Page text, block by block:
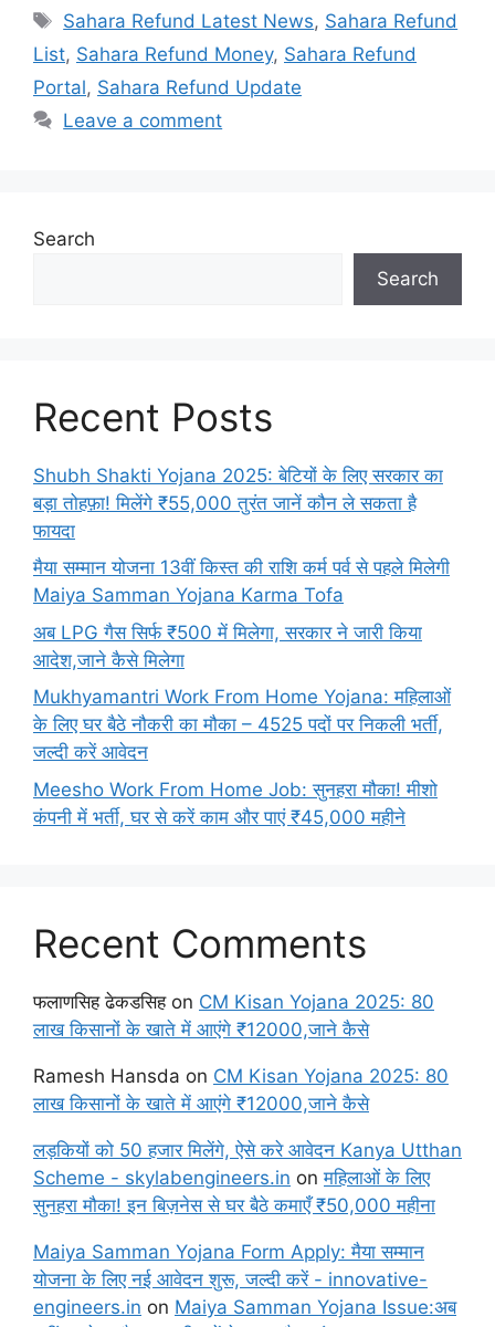
Tags
Sahara Refund Latest News, Sahara Refund
List, Sahara Refund Money, Sahara Refund
Portal, Sahara Refund Update
Leave a comment
Search
Search
Recent Posts
Shubh Shakti Yojana 2025: बेटियों के लिए सरकार का
बड़ा तोहफ़ा! मिलेंगे ₹55,000 तुरंत जानें कौन ले सकता है
फायदा
मैया सम्मान योजना 13वीं किस्त की राशि कर्म पर्व से पहले मिलेगी
Maiya Samman Yojana Karma Tofa
अब LPG गैस सिर्फ ₹500 में मिलेगा, सरकार ने जारी किया
आदेश,जाने कैसे मिलेगा
Mukhyamantri Work From Home Yojana: महिलाओं
के लिए घर बैठे नौकरी का मौका – 4525 पदों पर निकली भर्ती,
जल्दी करें आवेदन
Meesho Work From Home Job: सुनहरा मौका! मीशो
कंपनी में भर्ती, घर से करें काम और पाएं ₹45,000 महीने
Recent Comments
फलाणसिह ढेकडसिहon CM Kisan Yojana 2025: 80
लाख किसानों के खाते में आएंगे ₹12000,जाने कैसे
Ramesh Hansda on CM Kisan Yojana 2025: 80
लाख किसानों के खाते में आएंगे ₹12000,जाने कैसे
लड़कियों को 50 हजार मिलेंगे, ऐसे करे आवेदन Kanya Utthan
Scheme - skylabengineers.in onमहिलाओं के लिए
सुनहरा मौका! इन बिज़नेस से घर बैठे कमाएँ ₹50,000 महीना
Maiya Samman Yojana Form Apply: मैया सम्मान
योजना के लिए नई आवेदन शुरू, जल्दी करें - innovative-
engineers.in on Maiya Samman Yojana Issue:अब